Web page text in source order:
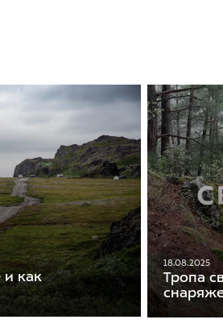
и как
18.08.2025
Тропа